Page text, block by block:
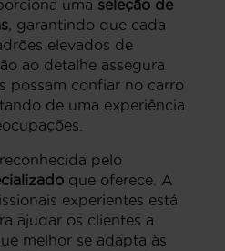
uma seleção de
, garantindo que cada
elevados de
ao detalhe assegura
possam confiar no carro
de uma experiência
pelo
que oferece. A
experientes está
ajudar os clientes a
melhor se adapta às